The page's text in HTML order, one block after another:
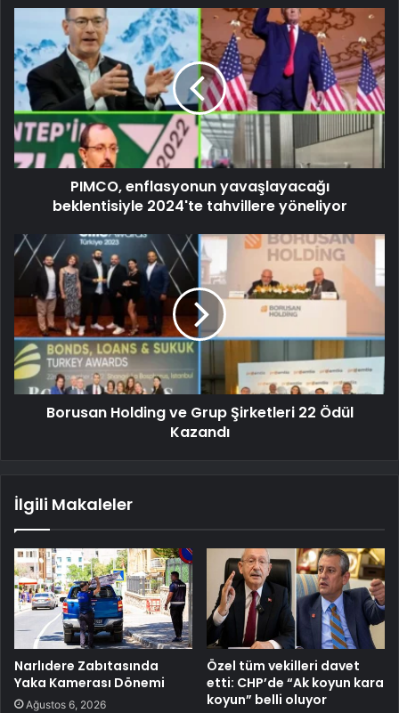
PIMCO, enflasyonun yavaşlayacağı
beklentisiyle 2024'te tahvillere yöneliyor
Borusan Holding ve Grup Şirketleri 22 Ödül
Kazandı
İlgili Makaleler
Narlıdere Zabıtasında
Yaka Kamerası Dönemi
Ağustos 6, 2026
Özel tüm vekilleri davet
etti: CHP’de “Ak koyun kara
koyun” belli oluyor